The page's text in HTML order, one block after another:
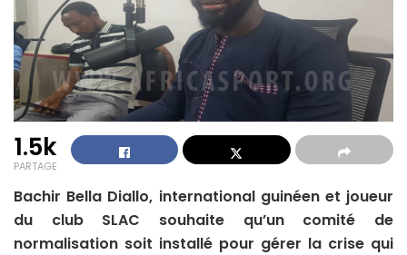
1.5k
PARTAGE
Bachir Bella Diallo, international guinéen et joueur
du club SLAC souhaite qu’un comité de
normalisation soit installé pour gérer la crise qui